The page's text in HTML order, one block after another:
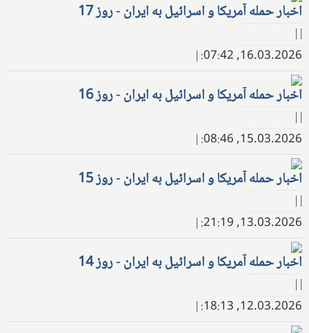
اخبار حمله آمریکا و اسرائیل به ایران - روز 17
| |
16.03.2026, 07:42:
|
اخبار حمله آمریکا و اسرائیل به ایران - روز 16
| |
15.03.2026, 08:46:
|
اخبار حمله آمریکا و اسرائیل به ایران - روز 15
| |
13.03.2026, 21:19:
|
اخبار حمله آمریکا و اسرائیل به ایران - روز 14
| |
12.03.2026, 18:13:
|